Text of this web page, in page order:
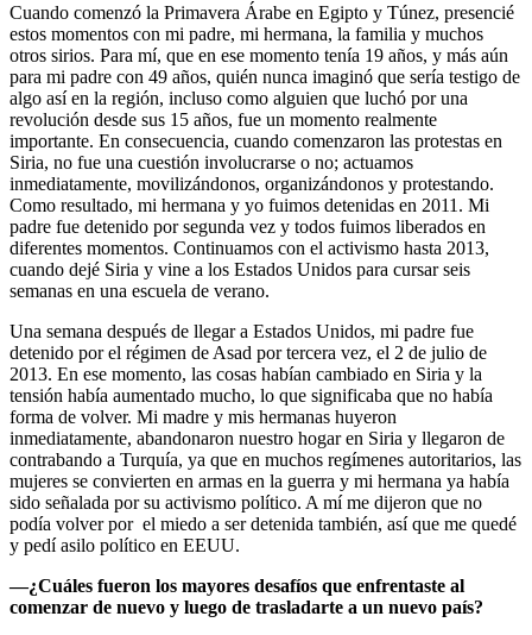
Cuando comenzó la Primavera Árabe en Egipto y Túnez, presencié
estos momentos con mi padre, mi hermana, la familia y muchos
otros sirios. Para mí, que en ese momento tenía 19 años, y más aún
para mi padre con 49 años, quién nunca imaginó que sería testigo de
algo así en la región, incluso como alguien que luchó por una
revolución desde sus 15 años, fue un momento realmente
importante. En consecuencia, cuando comenzaron las protestas en
Siria, no fue una cuestión involucrarse o no; actuamos
inmediatamente, movilizándonos, organizándonos y protestando.
Como resultado, mi hermana y yo fuimos detenidas en 2011. Mi
padre fue detenido por segunda vez y todos fuimos liberados en
diferentes momentos. Continuamos con el activismo hasta 2013,
cuando dejé Siria y vine a los Estados Unidos para cursar seis
semanas en una escuela de verano.
Una semana después de llegar a Estados Unidos, mi padre fue
detenido por el régimen de Asad por tercera vez, el 2 de julio de
2013. En ese momento, las cosas habían cambiado en Siria y la
tensión había aumentado mucho, lo que significaba que no había
forma de volver. Mi madre y mis hermanas huyeron
inmediatamente, abandonaron nuestro hogar en Siria y llegaron de
contrabando a Turquía, ya que en muchos regímenes autoritarios, las
mujeres se convierten en armas en la guerra y mi hermana ya había
sido señalada por su activismo político. A mí me dijeron que no
podía volver por el miedo a ser detenida también, así que me quedé
y pedí asilo político en EEUU.
—¿Cuáles fueron los mayores desafíos que enfrentaste al
comenzar de nuevo y luego de trasladarte a un nuevo país?